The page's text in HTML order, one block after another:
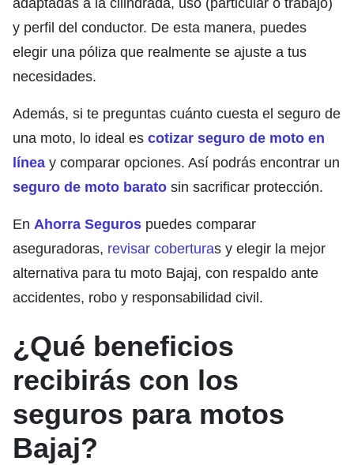
y perfil del conductor. De esta manera, puedes
elegir una póliza que realmente se ajuste a tus
necesidades.
Además, si te preguntas cuánto cuesta el seguro de
una moto, lo ideal es cotizar seguro de moto en
línea y comparar opciones. Así podrás encontrar un
seguro de moto barato sin sacrificar protección.
En Ahorra Seguros puedes comparar
aseguradoras, revisar coberturas y elegir la mejor
alternativa para tu moto Bajaj, con respaldo ante
accidentes, robo y responsabilidad civil.
¿Qué beneficios
recibirás con los
seguros para motos
Bajaj?